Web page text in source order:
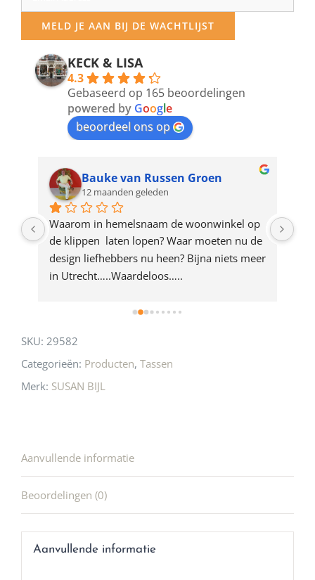
your
email
address
product
MELD JE AAN BIJ DE WACHTLIJST
KECK & LISA
4.3
Gebaseerd op 165 beoordelingen
powered by Google
beoordeel ons op
Bauke van Russen Groen
12 maanden geleden
Waarom in hemelsnaam de woonwinkel op
de klippen  laten lopen? Waar moeten nu de
design liefhebbers nu heen? Bijna niets meer
in Utrecht…..Waardeloos…..
SKU: 29582
Categorieën: Producten, Tassen
Merk: SUSAN BIJL
Aanvullende informatie
Beoordelingen (0)
Aanvullende informatie